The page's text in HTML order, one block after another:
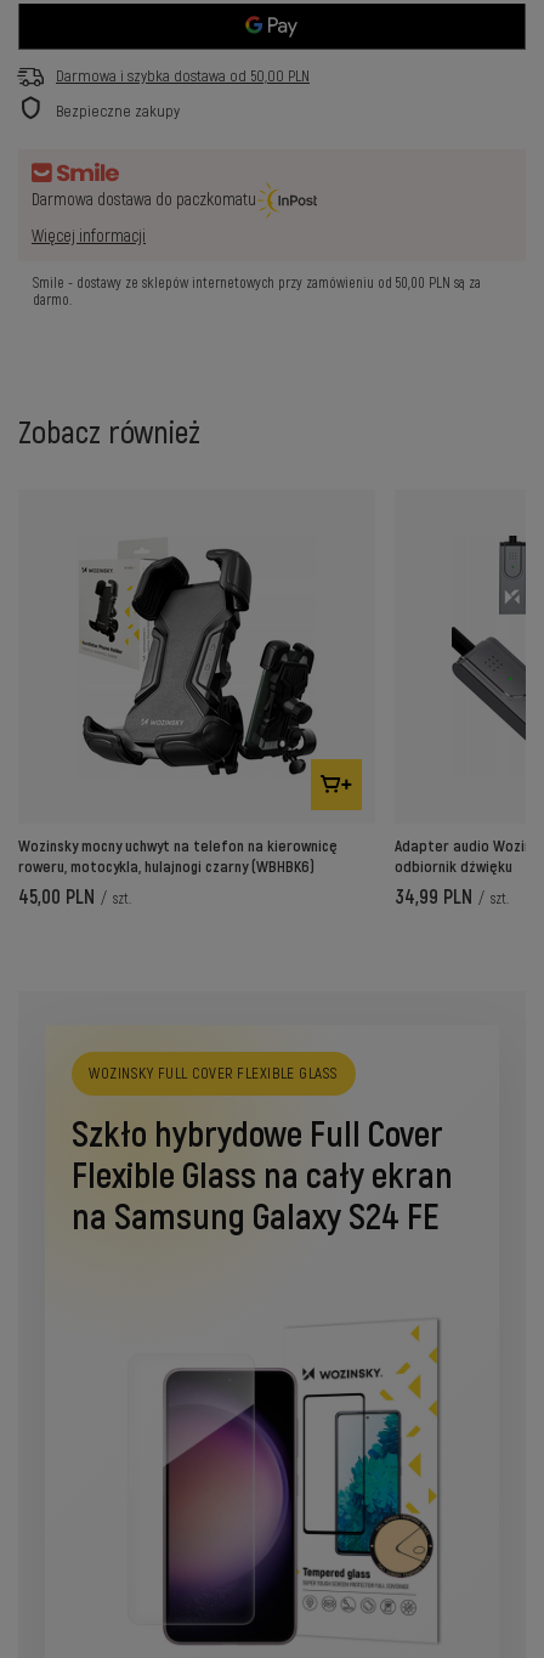
Darmowa i szybka dostawa od 50,00 PLN
Bezpieczne zakupy
Darmowa dostawa do paczkomatu
Więcej informacji
Smile - dostawy ze sklepów internetowych przy zamówieniu od50,00 PLN są za
darmo.
Zobacz również
Wozinsky mocny uchwyt na telefon na kierownicę
roweru, motocykla, hulajnogi czarny (WBHBK6)
45,00 PLN / szt.
Adapter audio
odbiornik dźwięku
34,99 PLN / szt.
WOZINSKY FULL COVER FLEXIBLE GLASS
Szkło hybrydowe Full Cover
Flexible Glass na cały ekran
na Samsung Galaxy S24 FE